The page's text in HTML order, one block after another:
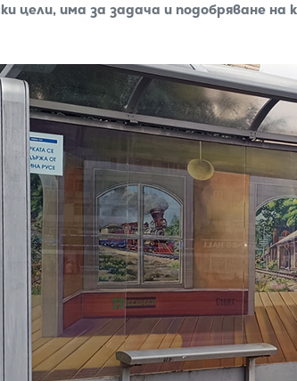
цели, има за задача и подобряване